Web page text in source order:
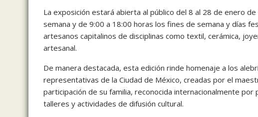
La exposición estará abierta al público del 8 al 28 de enero
semana y de 9:00 a 18:00 horas los fines de semana y días
artesanos capitalinos de disciplinas como textil, cerámica,
artesanal.
De manera destacada, esta edición rinde homenaje a los
representativas de la Ciudad de México, creadas por el
participación de su familia, reconocida internacionalmente
talleres y actividades de difusión cultural.